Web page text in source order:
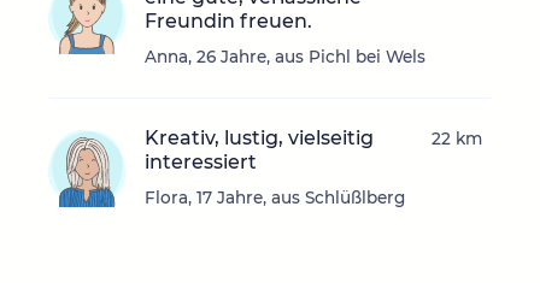
Freundin freuen.
Anna, 26 Jahre, aus Pichl bei Wels
Kreativ, lustig, vielseitig
interessiert
Flora, 17 Jahre, aus Schlüßlberg
22 km